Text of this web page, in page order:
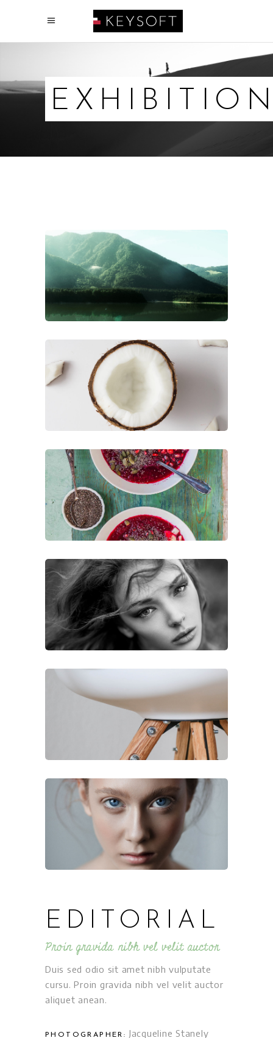
EDITORIAL
Proin gravida nibh vel velit auctor
Duis sed odio sit amet nibh vulputate
cursu. Proin gravida nibh vel velit auctor
aliquet anean.
PHOTOGRAPHER: Jacqueline Stanely